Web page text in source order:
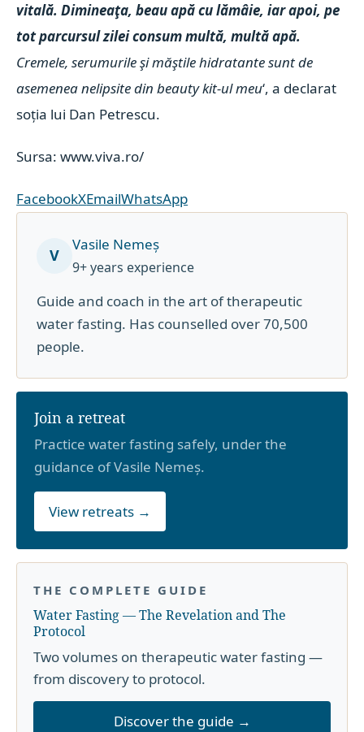
vitală. Dimineaţa, beau apă cu lămâie, iar apoi, pe
tot parcursul zilei consum multă, multă apă.
Cremele, serumurile şi măştile hidratante sunt de
asemenea nelipsite din beauty kit-ul meu‘, a declarat
soția lui Dan Petrescu.
Sursa: www.viva.ro/
FacebookXEmailWhatsApp
V
Vasile Nemeș
9+ years experience
Guide and coach in the art of therapeutic
water fasting. Has counselled over 70,500
people.
Join a retreat
Practice water fasting safely, under the
guidance of Vasile Nemeș.
View retreats →
THE COMPLETE GUIDE
Water Fasting — The Revelation and The
Protocol
Two volumes on therapeutic water fasting —
from discovery to protocol.
Discover the guide →